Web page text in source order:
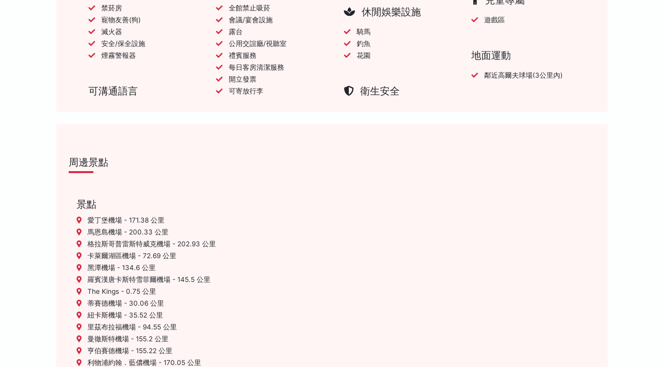
禁菸房
寵物友善(狗)
滅火器
安全/保全設施
煙霧警報器
可溝通語言
全館禁止吸菸
會議/宴會設施
露台
公用交誼廳/視聽室
禮賓服務
每日客房清潔服務
開立發票
可寄放行李
休閒娛樂設施
騎馬
釣魚
花園
衛生安全
遊戲區
地面運動
鄰近高爾夫球場(3公里內)
周邊景點
景點
愛丁堡機場 - 171.38 公里
馬恩島機場 - 200.33 公里
格拉斯哥普雷斯特威克機場 - 202.93 公里
卡萊爾湖區機場 - 72.69 公里
黑潭機場 - 134.6 公里
羅賓漢唐卡斯特雪菲爾機場 - 145.5 公里
The Kings - 0.75 公里
蒂賽德機場 - 30.06 公里
紐卡斯機場 - 35.52 公里
里茲布拉福機場 - 94.55 公里
曼徹斯特機場 - 155.2 公里
亨伯賽德機場 - 155.22 公里
利物浦約翰．藍儂機場 - 170.05 公里